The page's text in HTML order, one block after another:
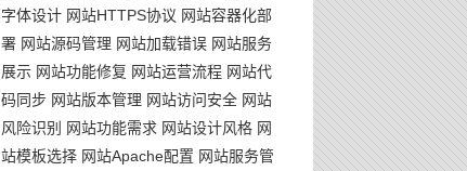
字体设计 网站HTTPS协议 网站容器化部
署 网站源码管理 网站加载错误 网站服务
展示 网站功能修复 网站运营流程 网站代
码同步 网站版本管理 网站访问安全 网站
风险识别
网站功能需求 网站设计风格 网
站模板选择 网站Apache配置 网站服务管